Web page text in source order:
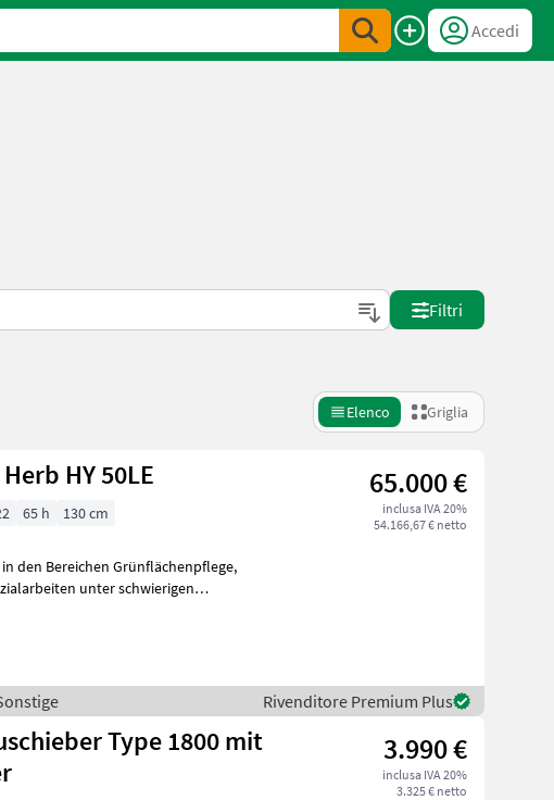
Accedi
Filtri
Elenco Griglia
HY 50LE 65.000 €
inclusa IVA 20%
54.166,67 € netto
65 h 130 cm
den Bereichen Grünflächenpflege,
unter schwierigen
Rivenditore Premium Plus
Type 1800 mit
3.990 €
inclusa IVA 20%
3.325 € netto